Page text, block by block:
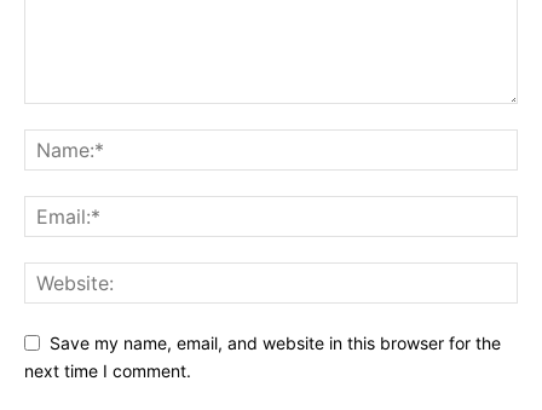
Save my name, email, and website in this browser for the
next time I comment.